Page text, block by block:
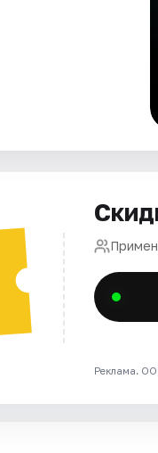
Реклама.